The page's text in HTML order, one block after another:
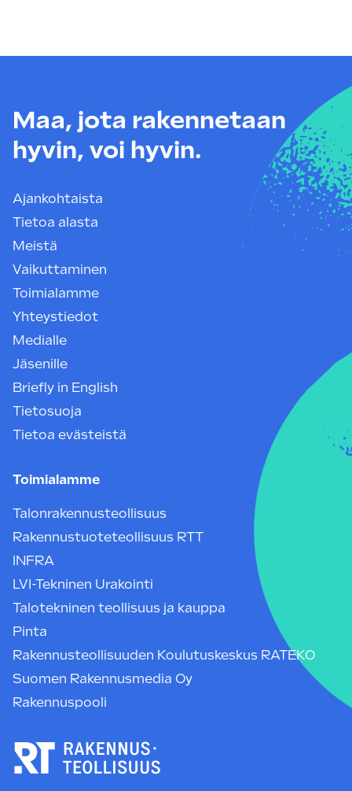
Maa, jota rakennetaan
hyvin, voi hyvin.
Ajankohtaista
Tietoa alasta
Meistä
Vaikuttaminen
Toimialamme
Yhteystiedot
Medialle
Jäsenille
Briefly in English
Tietosuoja
Tietoa evästeistä
Toimialamme
Talonrakennusteollisuus
Rakennustuoteteollisuus RTT
INFRA
LVI-Tekninen Urakointi
Talotekninen teollisuus ja kauppa
Pinta
Rakennusteollisuuden Koulutuskeskus RATEKO
Suomen Rakennusmedia Oy
Rakennuspooli